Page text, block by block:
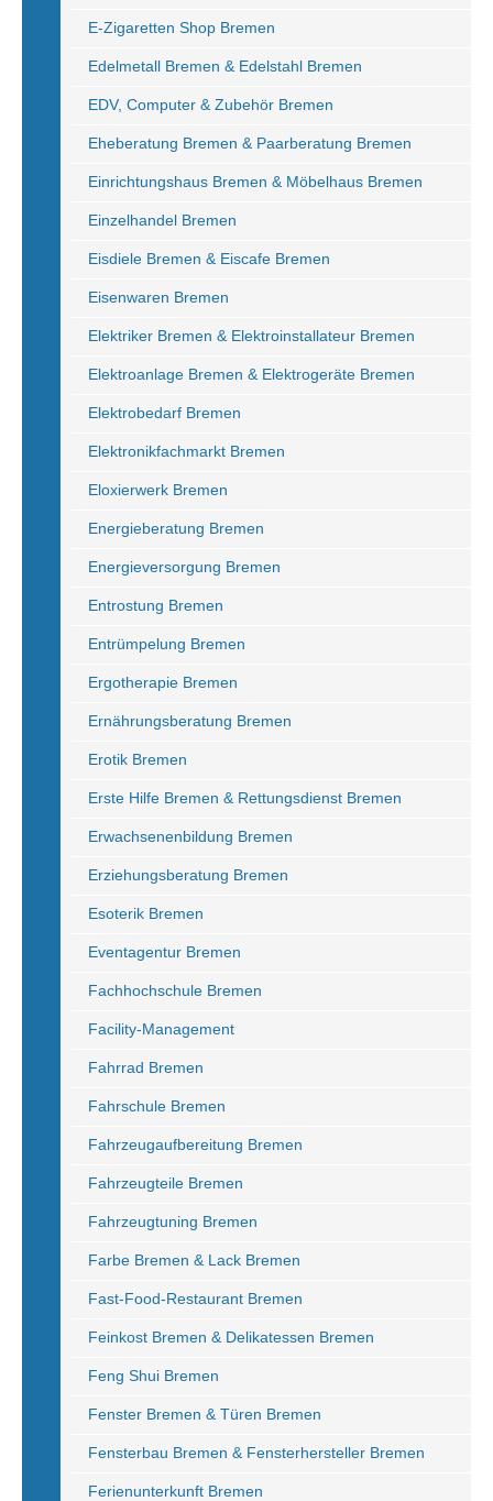
E-Zigaretten Shop Bremen
Edelmetall Bremen & Edelstahl Bremen
EDV, Computer & Zubehör Bremen
Eheberatung Bremen & Paarberatung Bremen
Einrichtungshaus Bremen & Möbelhaus Bremen
Einzelhandel Bremen
Eisdiele Bremen & Eiscafe Bremen
Eisenwaren Bremen
Elektriker Bremen & Elektroinstallateur Bremen
Elektroanlage Bremen & Elektrogeräte Bremen
Elektrobedarf Bremen
Elektronikfachmarkt Bremen
Eloxierwerk Bremen
Energieberatung Bremen
Energieversorgung Bremen
Entrostung Bremen
Entrümpelung Bremen
Ergotherapie Bremen
Ernährungsberatung Bremen
Erotik Bremen
Erste Hilfe Bremen & Rettungsdienst Bremen
Erwachsenenbildung Bremen
Erziehungsberatung Bremen
Esoterik Bremen
Eventagentur Bremen
Fachhochschule Bremen
Facility-Management
Fahrrad Bremen
Fahrschule Bremen
Fahrzeugaufbereitung Bremen
Fahrzeugteile Bremen
Fahrzeugtuning Bremen
Farbe Bremen & Lack Bremen
Fast-Food-Restaurant Bremen
Feinkost Bremen & Delikatessen Bremen
Feng Shui Bremen
Fenster Bremen & Türen Bremen
Fensterbau Bremen & Fensterhersteller Bremen
Ferienunterkunft Bremen